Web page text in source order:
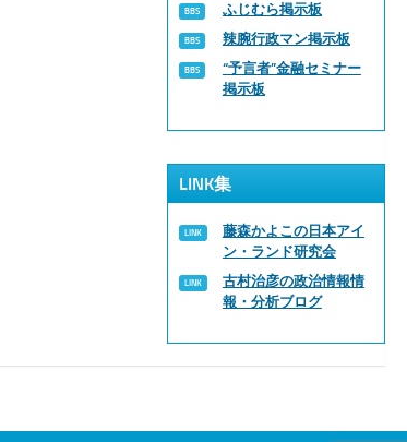
ふじむら掲示板
辣腕行政マン掲示板
“予言者”金融セミナー
掲示板
LINK集
藤森かよこの日本アイ
ン・ランド研究会
古村治彦の政治情報情
報・分析ブログ